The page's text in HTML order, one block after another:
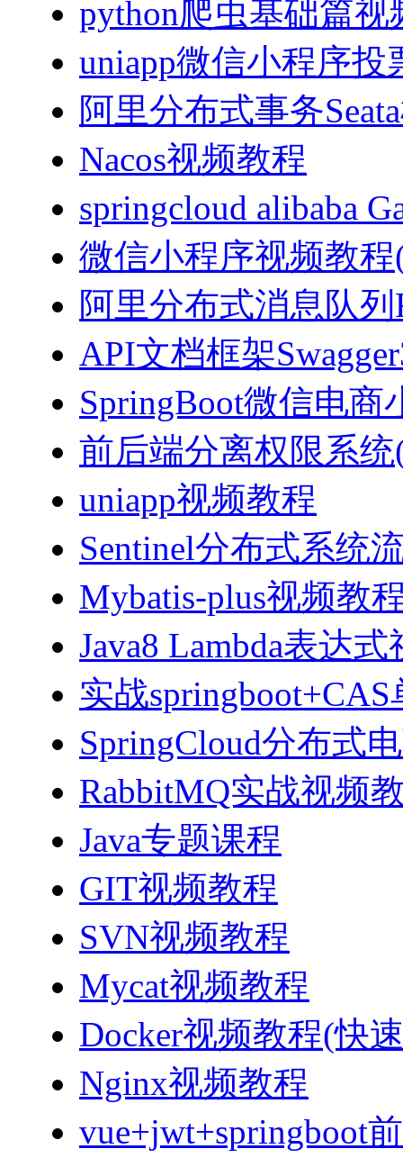
python爬虫基础篇视
uniapp微信小程序投
阿里分布式事务
Nacos视频教程
springcloud alibaba
微信小程序视频教程
阿里分布式消息队
API文档框架
SpringBoot微信电商
前后端分离权限系统
uniapp视频教程
Sentinel分布式系统
Mybatis-plus视频教
Java8 Lambda表达
实战
SpringCloud分布式
RabbitMQ实战视频
Java专题课程
GIT视频教程
SVN视频教程
Mycat视频教程
Docker视频教程(快
Nginx视频教程
vue+jwt+springboot